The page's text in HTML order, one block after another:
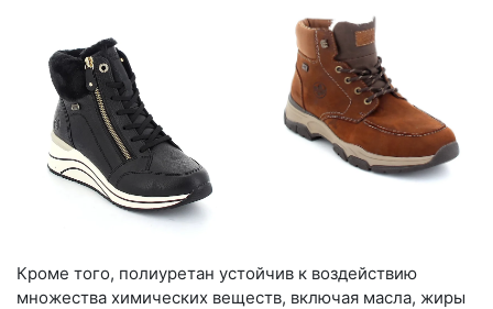
Кроме того, полиуретан устойчив к воздействию
множества химических веществ, включая масла, жиры